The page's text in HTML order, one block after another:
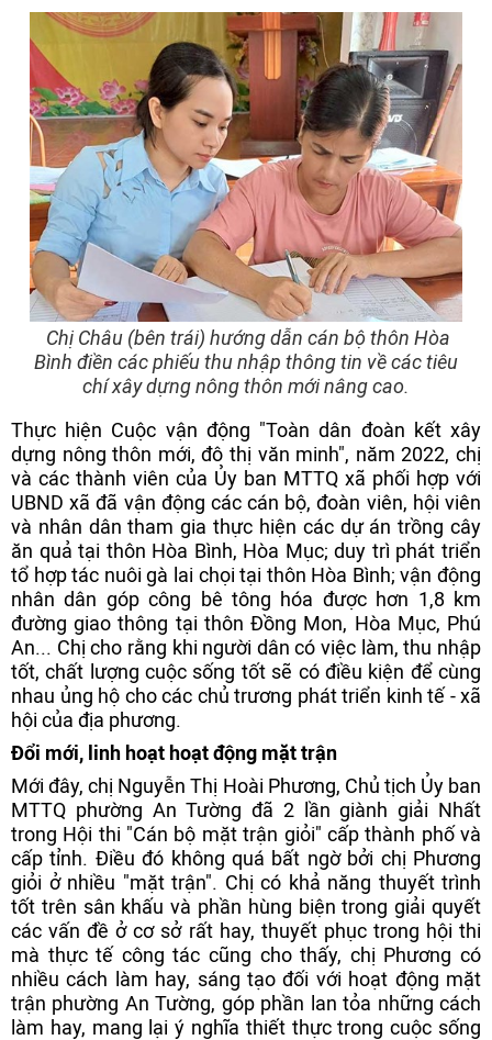
Chị Châu (bên trái) hướng dẫn cán bộ thôn Hòa
Bình điền các phiếu thu nhập thông tin về các tiêu
chí xây dựng nông thôn mới nâng cao.
Thực hiện Cuộc vận động "Toàn dân đoàn kết xây
dựng nông thôn mới, đô thị văn minh", năm 2022, chị
và các thành viên của Ủy ban MTTQ xã phối hợp với
UBND xã đã vận động các cán bộ, đoàn viên, hội viên
và nhân dân tham gia thực hiện các dự án trồng cây
ăn quả tại thôn Hòa Bình, Hòa Mục; duy trì phát triển
tổ hợp tác nuôi gà lai chọi tại thôn Hòa Bình; vận động
nhân dân góp công bê tông hóa được hơn 1,8 km
đường giao thông tại thôn Đồng Mon, Hòa Mục, Phú
An... Chị cho rằng khi người dân có việc làm, thu nhập
tốt, chất lượng cuộc sống tốt sẽ có điều kiện để cùng
nhau ủng hộ cho các chủ trương phát triển kinh tế - xã
hội của địa phương.
Đổi mới, linh hoạt hoạt động mặt trận
Mới đây, chị Nguyễn Thị Hoài Phương, Chủ tịch Ủy ban
MTTQ phường An Tường đã 2 lần giành giải Nhất
trong Hội thi "Cán bộ mặt trận giỏi" cấp thành phố và
cấp tỉnh. Điều đó không quá bất ngờ bởi chị Phương
giỏi ở nhiều "mặt trận". Chị có khả năng thuyết trình
tốt trên sân khấu và phần hùng biện trong giải quyết
các vấn đề ở cơ sở rất hay, thuyết phục trong hội thi
mà thực tế công tác cũng cho thấy, chị Phương có
nhiều cách làm hay, sáng tạo đối với hoạt động mặt
trận phường An Tường, góp phần lan tỏa những cách
làm hay, mang lại ý nghĩa thiết thực trong cuộc sống